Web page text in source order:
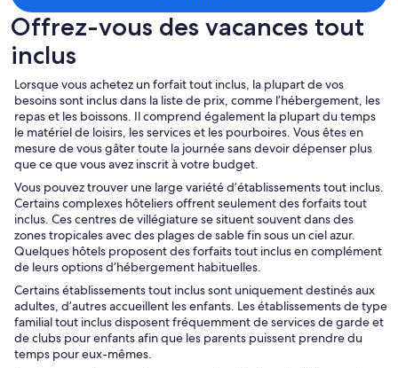
Offrez-vous des vacances tout
inclus
Lorsque vous achetez un forfait tout inclus, la plupart de vos
besoins sont inclus dans la liste de prix, comme l’hébergement, les
repas et les boissons. Il comprend également la plupart du temps
le matériel de loisirs, les services et les pourboires. Vous êtes en
mesure de vous gâter toute la journée sans devoir dépenser plus
que ce que vous avez inscrit à votre budget.
Vous pouvez trouver une large variété d’établissements tout inclus.
Certains complexes hôteliers offrent seulement des forfaits tout
inclus. Ces centres de villégiature se situent souvent dans des
zones tropicales avec des plages de sable fin sous un ciel azur.
Quelques hôtels proposent des forfaits tout inclus en complément
de leurs options d’hébergement habituelles.
Certains établissements tout inclus sont uniquement destinés aux
adultes, d’autres accueillent les enfants. Les établissements de type
familial tout inclus disposent fréquemment de services de garde et
de clubs pour enfants afin que les parents puissent prendre du
temps pour eux-mêmes.